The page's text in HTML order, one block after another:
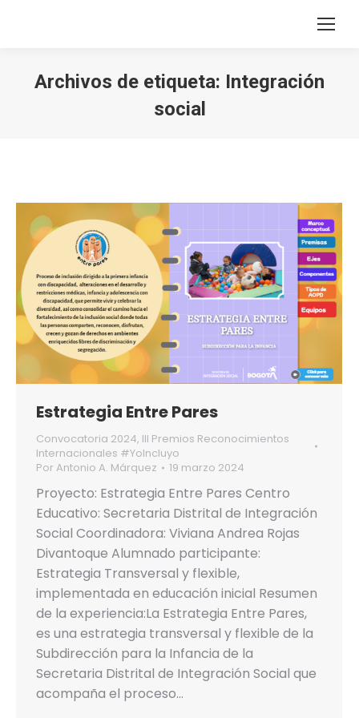
Archivos de etiqueta: Integración
social
Estrategia Entre Pares
Convocatoria 2024, III Premios Reconocimientos
Internacionales #YoIncluyo
Por Antonio A. Márquez 19 marzo 2024
Proyecto: Estrategia Entre Pares Centro
Educativo: Secretaria Distrital de Integración
Social Coordinadora: Viviana Andrea Rojas
Divantoque Alumnado participante:
Estrategia Transversal y flexible,
implementada en educación inicial Resumen
de la experiencia:La Estrategia Entre Pares,
es una estrategia transversal y flexible de la
Subdirección para la Infancia de la
Secretaria Distrital de Integración Social que
acompaña el proceso…